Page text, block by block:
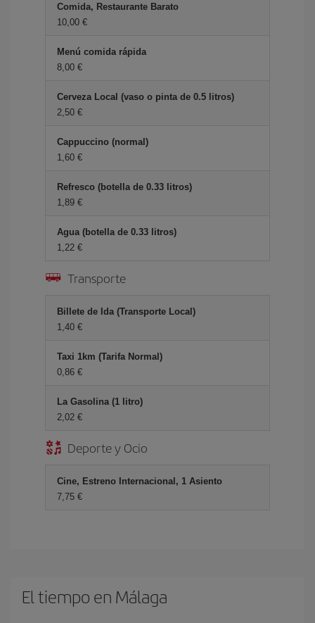
Comida, Restaurante Barato
10,00 €
Menú comida rápida
8,00 €
Cerveza Local (vaso o pinta de 0.5 litros)
2,50 €
Cappuccino (normal)
1,60 €
Refresco (botella de 0.33 litros)
1,89 €
Agua (botella de 0.33 litros)
1,22 €
Transporte
Billete de Ida (Transporte Local)
1,40 €
Taxi 1km (Tarifa Normal)
0,86 €
La Gasolina (1 litro)
2,02 €
Deporte y Ocio
Cine, Estreno Internacional, 1 Asiento
7,75 €
El tiempo en Málaga